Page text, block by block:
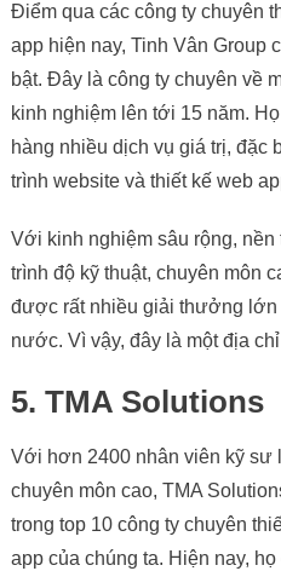
Điểm qua các công ty chuyên
app hiện nay, Tinh Vân Group
bật. Đây là công ty chuyên về
kinh nghiệm lên tới 15 năm.
hàng nhiều dịch vụ giá trị, đặc
trình website và thiết kế web
Với kinh nghiệm sâu rộng, nền
trình độ kỹ thuật, chuyên môn
được rất nhiều giải thưởng
nước. Vì vậy, đây là một địa
5. TMA Solutions
Với hơn 2400 nhân viên kỹ sư
chuyên môn cao, TMA
trong top 10 công ty chuyên
app của chúng ta. Hiện nay,